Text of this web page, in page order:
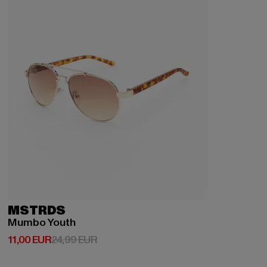
MSTRDS
Mumbo Youth
11,00 EUR
Derzeitiger Preis: 11,00 EUR
24,99 EURAktionspreis: 24,99 EUR